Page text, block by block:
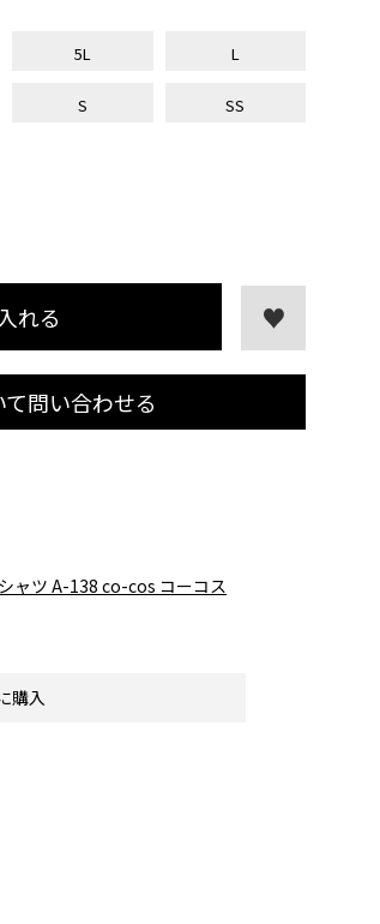
5L L
S SS
れる
ャツ A-138 co-cos コーコス
購入
問い合わせる